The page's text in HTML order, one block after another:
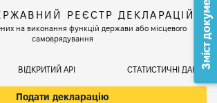
РЕЄСТР ДЕКЛАРАЦІЙ
на виконання функцій держави або місцевого
самоврядування
ВІДКРИТИЙ АРІ СТАТИСТИЧНІ ДАНІ
Подати декларацію
Зміст документа